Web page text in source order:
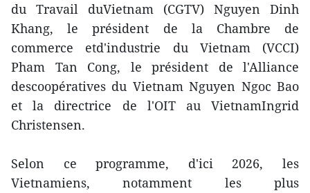
du Travail duVietnam (CGTV) Nguyen Dinh
Khang, le président de la Chambre de
commerce etd'industrie du Vietnam (VCCI)
Pham Tan Cong, le président de l'Alliance
descoopératives du Vietnam Nguyen Ngoc Bao
et la directrice de l'OIT au VietnamIngrid
Christensen.
Selon ce programme, d'ici 2026, les
Vietnamiens, notamment les plus